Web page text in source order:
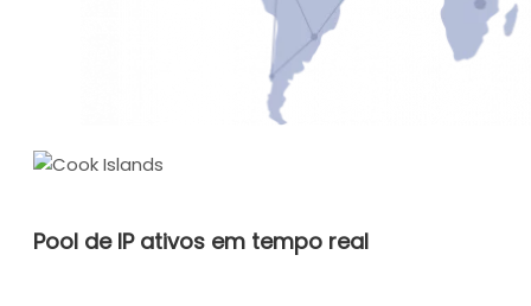
Pool de IP ativos em tempo real